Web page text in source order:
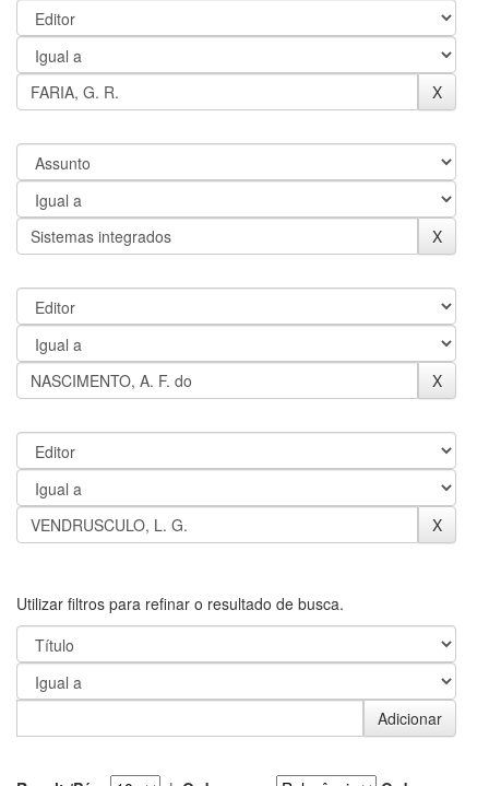
Utilizar filtros para refinar o resultado de busca.